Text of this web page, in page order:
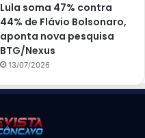
Lula soma 47% contra
44% de Flávio Bolsonaro,
aponta nova pesquisa
BTG/Nexus
13/07/2026